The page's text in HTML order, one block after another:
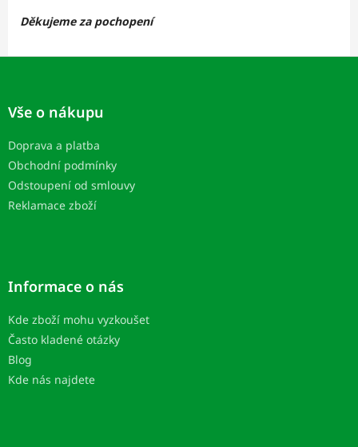
Děkujeme za pochopení
Z
Vše o nákupu
Doprava a platba
Obchodní podmínky
Odstoupení od smlouvy
Reklamace zboží
Informace o nás
Kde zboží mohu vyzkoušet
Často kladené otázky
Blog
Kde nás najdete